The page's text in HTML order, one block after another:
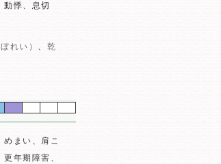
動悸、息切
れい） 、 乾
まい、肩こ
年期障害、